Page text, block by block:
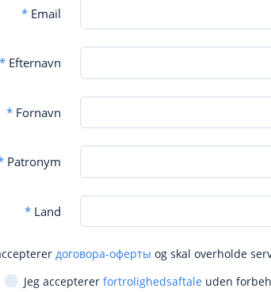
*Email
*Efternavn
*Fornavn
Patronym
*Land
договора-оферты og skal overholde
Jeg accepterer fortrolighedsaftale uden